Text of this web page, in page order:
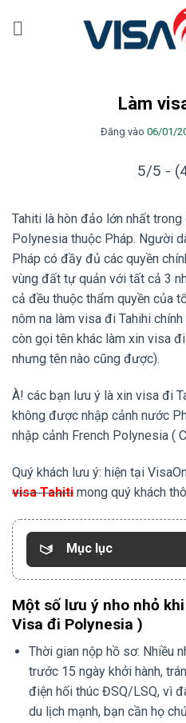
Làm
Đăng vào 06/01/
5/5 -
Tahiti là hòn đảo lớn nhất
Polynesia thuộc Pháp. Người
Pháp có đầy đủ các quyền
vùng đất tự quản với tất cả 3
cả đều thuộc thẩm quyền của
nôm na làm visa đi Tahihi
còn gọi tên khác làm xin visa
nhưng tên nào cũng được).
À! các bạn lưu ý là xin visa đi
không được nhập cảnh nước
nhập cảnh French Polynesia (
Quý khách lưu ý: hiện tại
visa Tahiti mong quý khách
Mục lục
Một số lưu ý nho nhỏ
Visa đi Polynesia )
Thời gian nộp hồ sơ: Nhiều
trước 15 ngày khởi hành,
điện hối thúc ĐSQ/LSQ, vì
du lịch mạnh, bạn cần họ